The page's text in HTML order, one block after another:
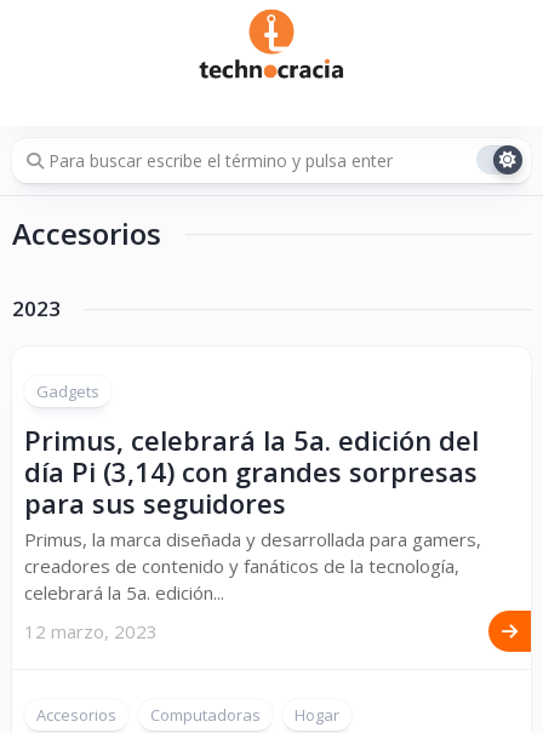
Accesorios
2023
Gadgets
Primus, celebrará la 5a. edición del
día Pi (3,14) con grandes sorpresas
para sus seguidores
Primus, la marca diseñada y desarrollada para gamers,
creadores de contenido y fanáticos de la tecnología,
celebrará la 5a. edición...
12 marzo, 2023
Accesorios Computadoras Hogar